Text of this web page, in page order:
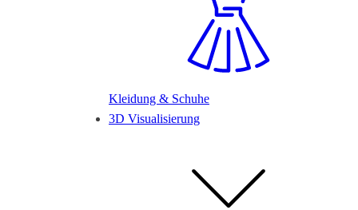
Kleidung & Schuhe
3D Visualisierung